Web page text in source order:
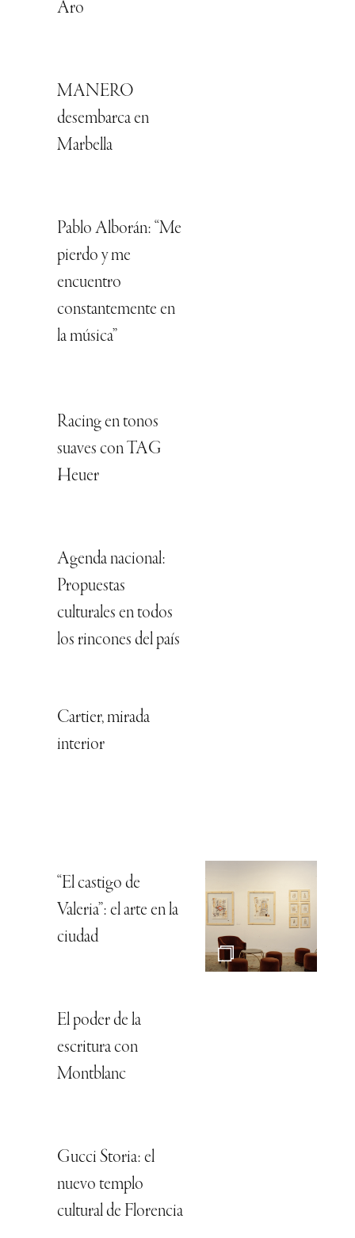
Aro
MANERO
desembarca en
Marbella
Pablo Alborán: “Me
pierdo y me
encuentro
constantemente en
la música”
Racing en tonos
suaves con TAG
Heuer
Agenda nacional:
Propuestas
culturales en todos
los rincones del país
Cartier, mirada
interior
“El castigo de
Valeria”: el arte en la
ciudad
El poder de la
escritura con
Montblanc
Gucci Storia: el
nuevo templo
cultural de Florencia